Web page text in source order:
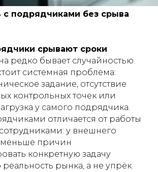
с подрядчиками без срыва
срывают сроки
редко бывает случайностью.
системная проблема:
задание, отсутствие
контрольных точек или
у самого подрядчика.
отличается от работы
у внешнего
меньше причин
конкретную задачу
реальность рынка, а не упрёк.